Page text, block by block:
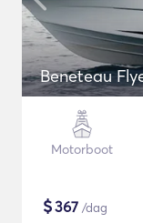
Beneteau
Motorboot
$367 /dag